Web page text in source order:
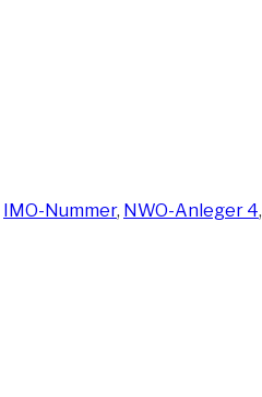
IMO-Nummer, NWO-Anleger 4,